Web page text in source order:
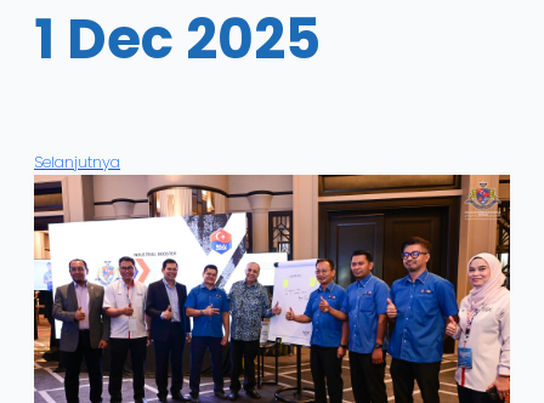
1 Dec 2025
Selanjutnya